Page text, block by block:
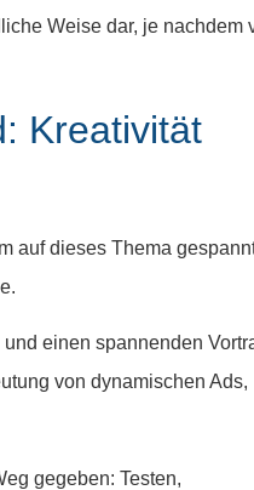
Weise dar, je nachdem
Kreativität
auf dieses Thema
einen spannenden
von dynamischen Ads,
gegeben: Testen,